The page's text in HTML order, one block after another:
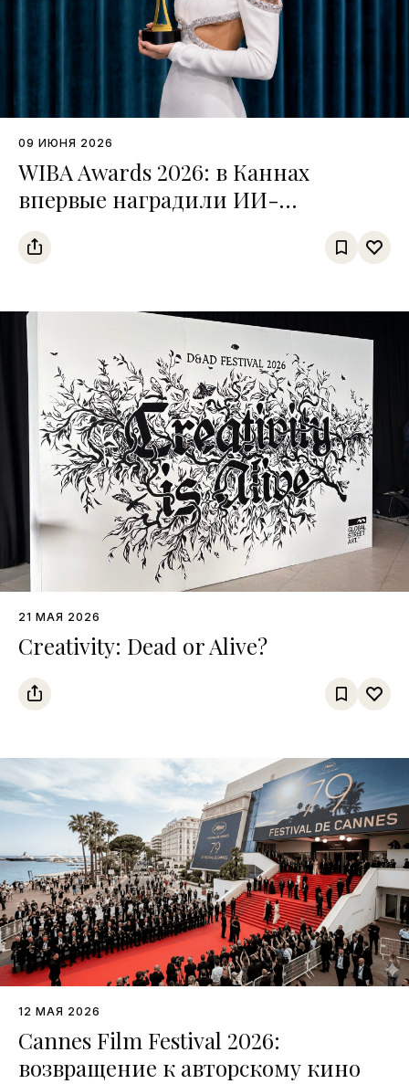
09 ИЮНЯ 2026
WIBA Awards 2026: в Каннах
впервые наградили ИИ-
инфлюенсера
21 МАЯ 2026
Creativity: Dead or Alive?
12 МАЯ 2026
Cannes Film Festival 2026:
возвращение к авторскому кино